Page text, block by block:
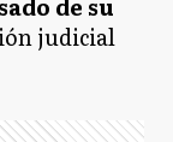
de su
judicial